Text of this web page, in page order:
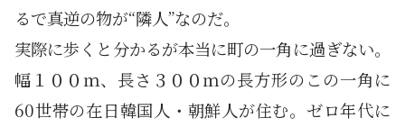
るで真逆の物が“隣人”なのだ。
実際に歩くと分かるが本当に町の一角に過ぎない。
幅１００ｍ、長さ３００ｍの長方形のこの一角に
60世帯の在日韓国人・朝鮮人が住む。ゼロ年代に